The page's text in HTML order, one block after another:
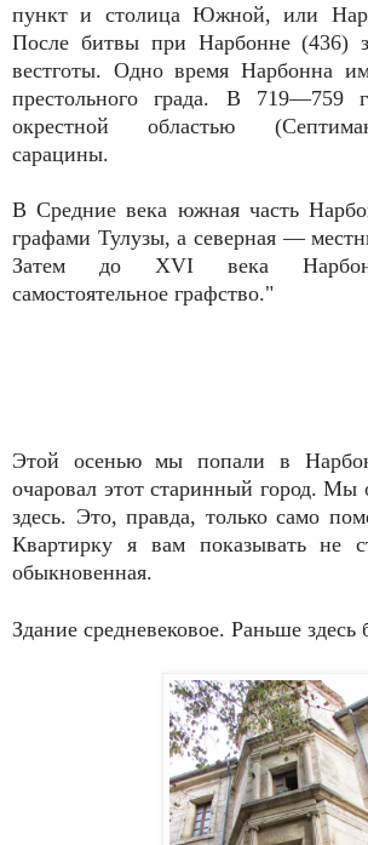
пункт и столица Южной, или
После битвы при Нарбонне (436)
вестготы. Одно время Нарбонна
престольного града. В 719—759
окрестной областью
сарацины.
В Средние века южная часть
графами Тулузы, а северная —
Затем до XVI века
самостоятельное графство."
Этой осенью мы попали в
очаровал этот старинный город. Мы
здесь. Это, правда, только само
Квартирку я вам показывать не
обыкновенная.
Здание средневековое. Раньше здесь